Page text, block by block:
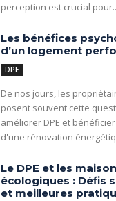
perception est crucial
Les bénéfices
d’un logement
DPE
De nos jours, les
posent souvent cette
améliorer DPE et
d'une rénovation
Le DPE et les
écologiques : Défis
et meilleures